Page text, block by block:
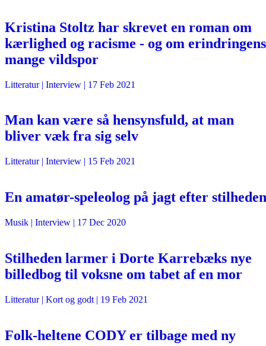
Kristina Stoltz har skrevet en roman om
kærlighed og racisme - og om erindringens
mange vildspor
Litteratur| Interview | 17 Feb 2021
Man kan være så hensynsfuld, at man
bliver væk fra sig selv
Litteratur| Interview | 15 Feb 2021
En amatør-speleolog på jagt efter stilheden
Musik | Interview | 17 Dec 2020
Stilheden larmer i Dorte Karrebæks nye
billedbog til voksne om tabet af en mor
Litteratur| Kort og godt | 19 Feb 2021
Folk-heltene CODY er tilbage med ny